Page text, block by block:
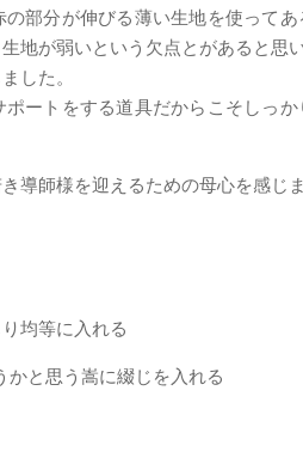
部分が伸びる薄い生地を使ってあ
が弱いという欠点とがあると思い
した。
ートをする道具だからこそしっ
導師様を迎えるための母心を感じま
均等に入れる
と思う嵩に綴じを入れる